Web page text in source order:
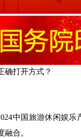
确打开方式？
中国旅游休闲娱
合。